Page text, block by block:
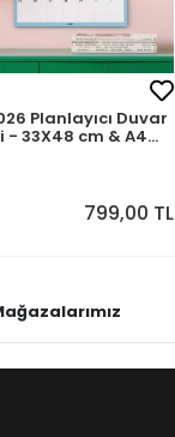
Planlayıcı Duvar
- 33X48 cm & A4
799,00 TL